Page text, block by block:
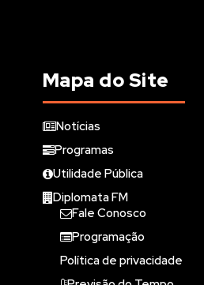
Mapa do Site
Notícias
Programas
Utilidade Pública
Diplomata FM
Fale Conosco
Programação
Política de privacidade